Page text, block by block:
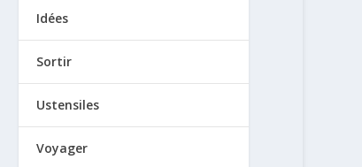
Idées
Sortir
Ustensiles
Voyager